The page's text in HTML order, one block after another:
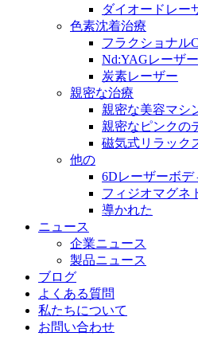
ダイオードレー
色素沈着治療
フラクショナル
Nd:YAGレーザー
炭素レーザー
親密な治療
親密な美容マシ
親密なピンクの
磁気式リラック
他の
6Dレーザーボデ
フィジオマグネ
導かれた
ニュース
企業ニュース
製品ニュース
ブログ
よくある質問
私たちについて
お問い合わせ